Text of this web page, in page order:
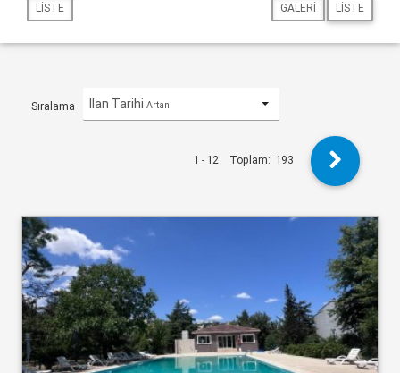
LISTE GALERI LISTE
Sıralama İlan Tarihi Artan
1 - 12 Toplam: 193